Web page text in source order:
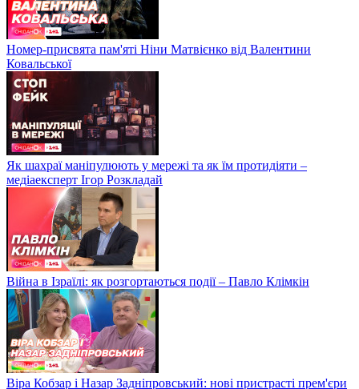
Номер-присвята пам'яті Ніни Матвієнко від Валентини
Ковальської
Як шахраї маніпулюють у мережі та як їм протидіяти –
медіаексперт Ігор Розкладай
Війна в Ізраїлі: як розгортаються події – Павло Клімкін
Віра Кобзар і Назар Задніпровський: нові пристрасті прем'єри